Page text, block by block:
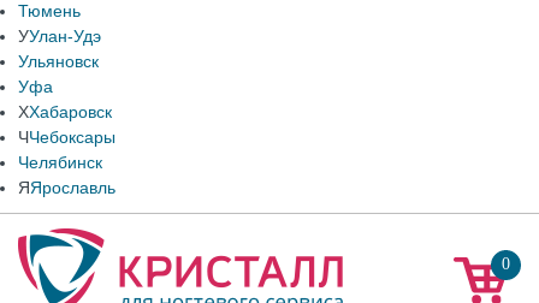
Тюмень
УУлан-Удэ
Ульяновск
Уфа
ХХабаровск
ЧЧебоксары
Челябинск
ЯЯрославль
0